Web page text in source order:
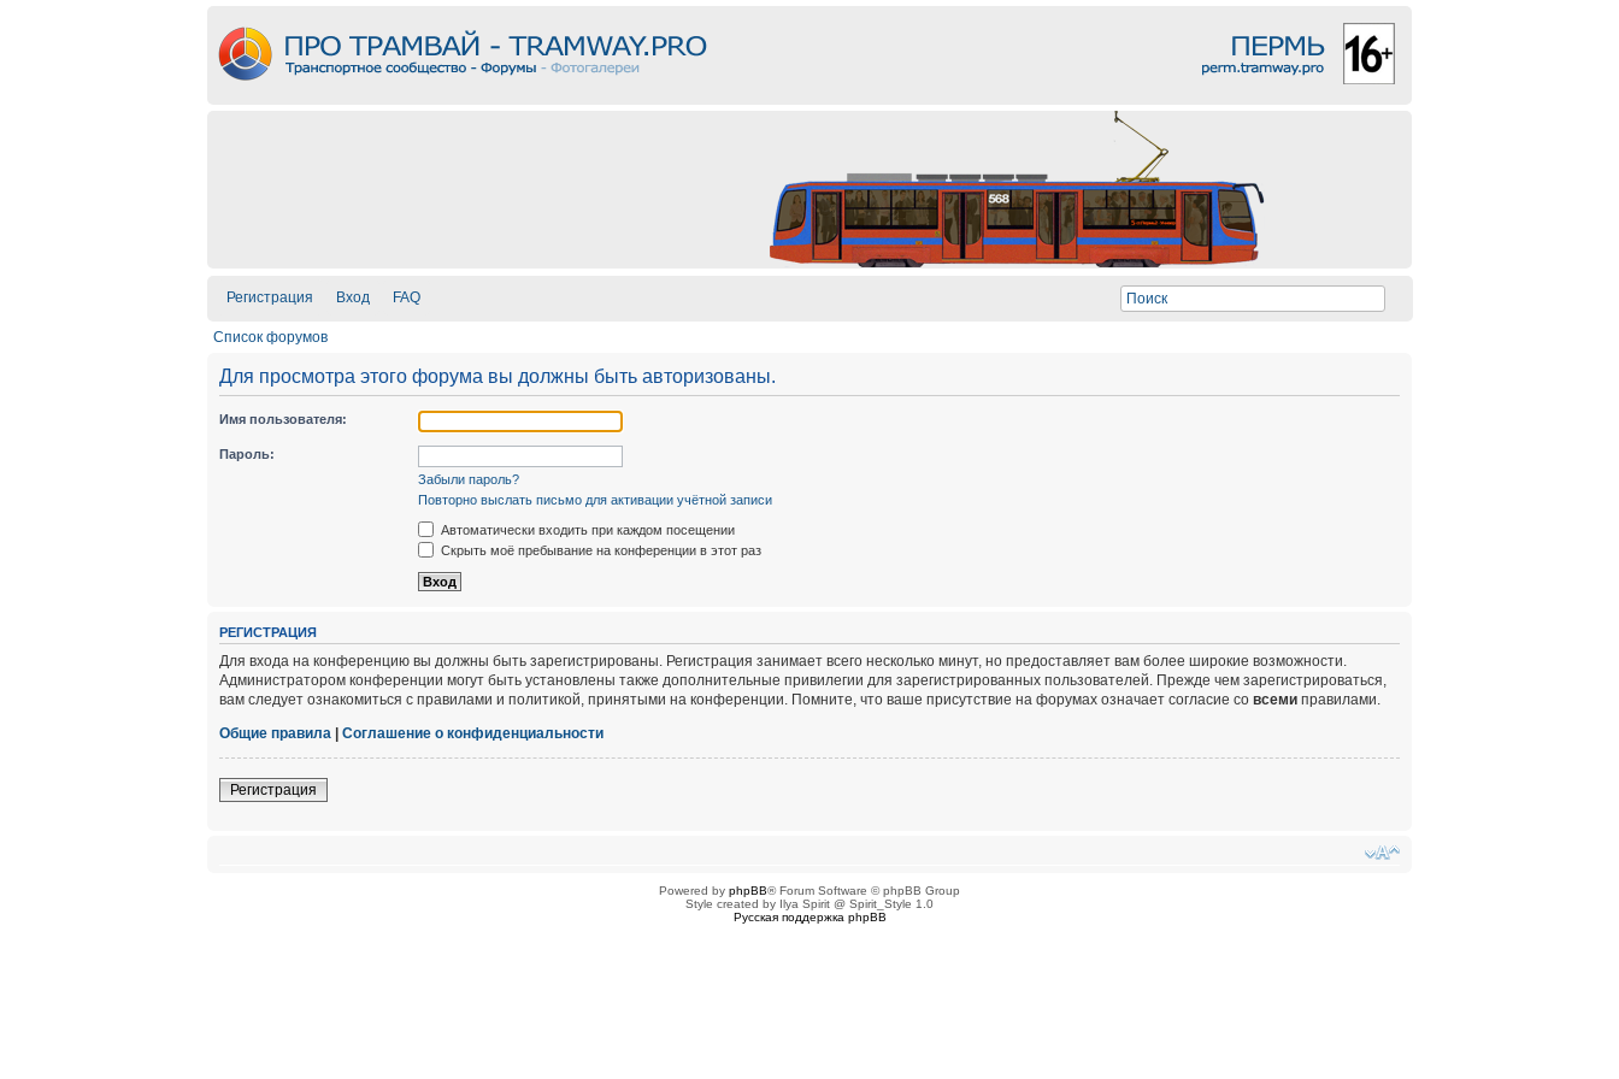
Регистрация Вход FAQ
Список форумов
Для просмотра этого форума вы должны быть авторизованы.
Имя пользователя:
Пароль:
Забыли пароль?
Повторно выслать письмо для активации учётной записи
Автоматически входить при каждом посещении
Скрыть моё пребывание на конференции в этот раз
РЕГИСТРАЦИЯ
Для входа на конференцию вы должны быть зарегистрированы. Регистрация занимает всего несколько минут, но предоставляет вам более широкие возможности.
Администратором конференции могут быть установлены также дополнительные привилегии для зарегистрированных пользователей. Прежде чем зарегистрироваться,
вам следует ознакомиться с правилами и политикой, принятыми на конференции. Помните, что ваше присутствие на форумах означает согласие со всеми правилами.
Общие правила | Соглашение о конфиденциальности
Регистрация
Powered by phpBB® Forum Software © phpBB Group
Style created by Ilya Spirit @ Spirit_Style 1.0
Русская поддержка phpBB